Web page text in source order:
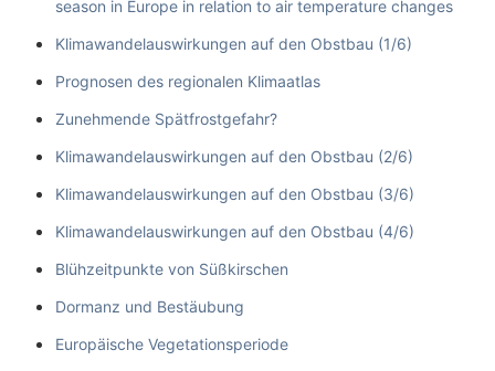
season in Europe in relation to air temperature changes
Klimawandelauswirkungen auf den Obstbau (1/6)
Prognosen des regionalen Klimaatlas
Zunehmende Spätfrostgefahr?
Klimawandelauswirkungen auf den Obstbau (2/6)
Klimawandelauswirkungen auf den Obstbau (3/6)
Klimawandelauswirkungen auf den Obstbau (4/6)
Blühzeitpunkte von Süßkirschen
Dormanz und Bestäubung
Europäische Vegetationsperiode